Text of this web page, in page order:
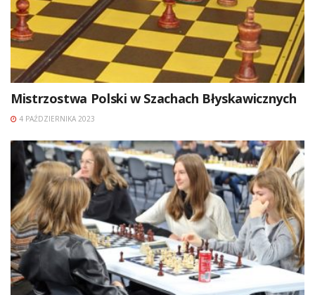
Mistrzostwa Polski w Szachach Błyskawicznych
4 PAŹDZIERNIKA 2023